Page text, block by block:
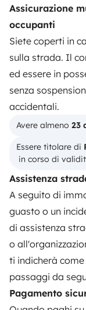
Assicurazione
occupanti
Siete coperti in
sulla strada. Il
ed essere in
senza
accidentali.
Avere almeno 23
Essere titolare di
in corso di
Assistenza
A seguito di
guasto o un
di assistenza
o
ti indicherà
passaggi da
Pagamento
4.05/5 su 239
Instagram
X
NOLEGGIO
Noleggiare un
Primi passi in
Recensioni degli
Aiuto viaggiatore
PROPRIETARI
Inserire un veicolo